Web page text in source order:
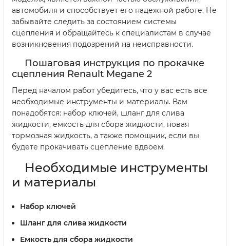
автомобиля и способствует его надежной работе. Не
забывайте следить за состоянием системы
сцепления и обращайтесь к специалистам в случае
возникновения подозрений на неисправности.
Пошаговая инструкция по прокачке
сцепления Renault Megane 2
Перед началом работ убедитесь, что у вас есть все
необходимые инструменты и материалы. Вам
понадобятся: набор ключей, шланг для слива
жидкости, емкость для сбора жидкости, новая
тормозная жидкость, а также помощник, если вы
будете прокачивать сцепление вдвоем.
Необходимые инструменты
и материалы
Набор ключей
Шланг для слива жидкости
Емкость для сбора жидкости